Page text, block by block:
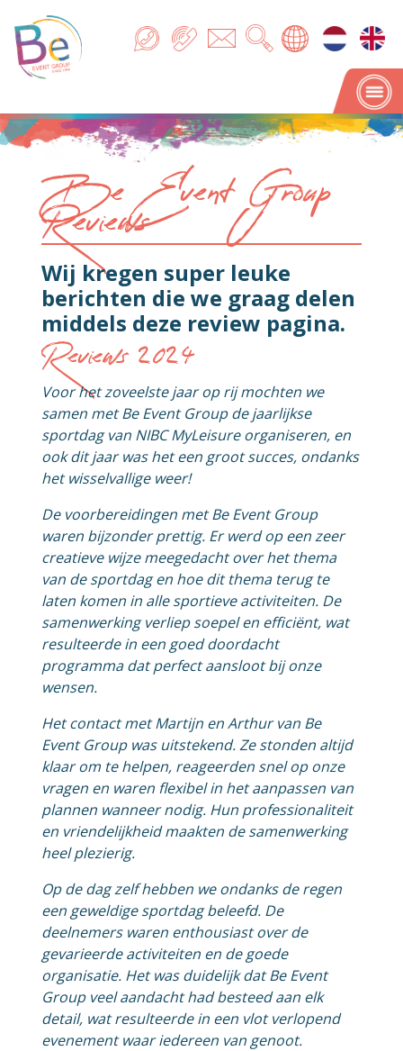
Be Event Group
Reviews
Wij kregen super leuke
berichten die we graag delen
middels deze review pagina.
Reviews 2024
Voor het zoveelste jaar op rij mochten we
samen met Be Event Group de jaarlijkse
sportdag van NIBC MyLeisure organiseren, en
ook dit jaar was het een groot succes, ondanks
het wisselvallige weer!
De voorbereidingen met Be Event Group
waren bijzonder prettig. Er werd op een zeer
creatieve wijze meegedacht over het thema
van de sportdag en hoe dit thema terug te
laten komen in alle sportieve activiteiten. De
samenwerking verliep soepel en efficiënt, wat
resulteerde in een goed doordacht
programma dat perfect aansloot bij onze
wensen.
Het contact met Martijn en Arthur van Be
Event Group was uitstekend. Ze stonden altijd
klaar om te helpen, reageerden snel op onze
vragen en waren flexibel in het aanpassen van
plannen wanneer nodig. Hun professionaliteit
en vriendelijkheid maakten de samenwerking
heel plezierig.
Op de dag zelf hebben we ondanks de regen
een geweldige sportdag beleefd. De
deelnemers waren enthousiast over de
gevarieerde activiteiten en de goede
organisatie. Het was duidelijk dat Be Event
Group veel aandacht had besteed aan elk
detail, wat resulteerde in een vlot verlopend
evenement waar iedereen van genoot.